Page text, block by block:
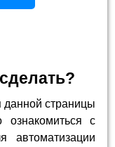
данной страницы
с
автоматизации